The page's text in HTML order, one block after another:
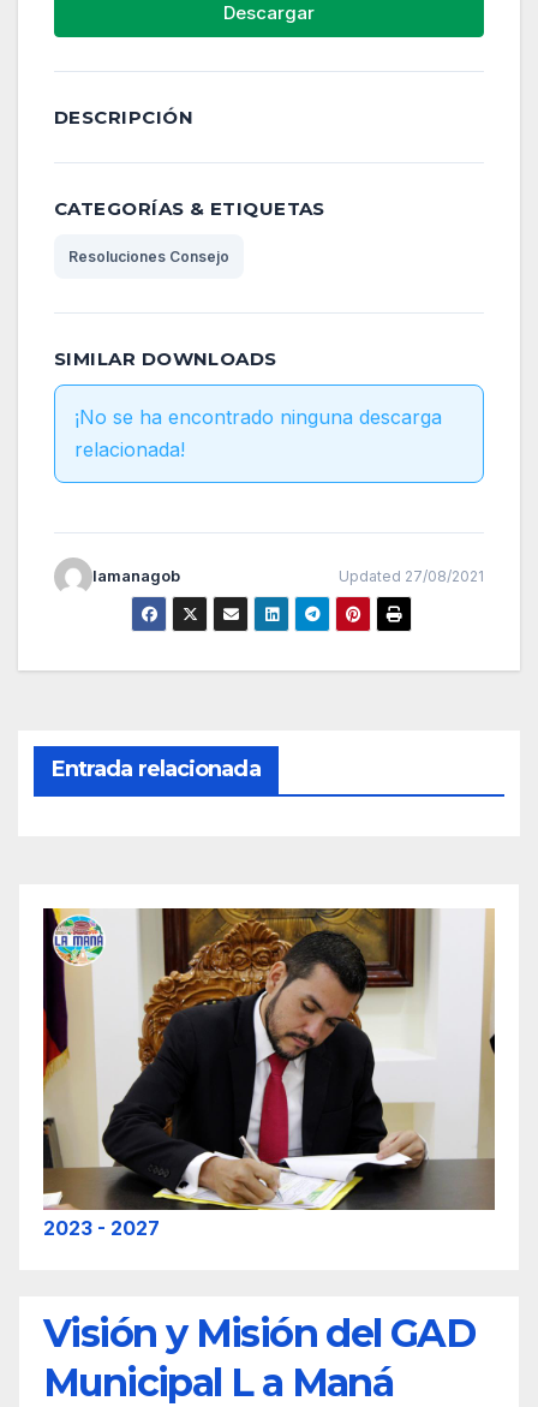
Descargar
DESCRIPCIÓN
CATEGORÍAS & ETIQUETAS
Resoluciones Consejo
SIMILAR DOWNLOADS
¡No se ha encontrado ninguna descarga
relacionada!
lamanagob Updated 27/08/2021
Entrada relacionada
2023 - 2027
Visión y Misión del GAD
Municipal L a Maná